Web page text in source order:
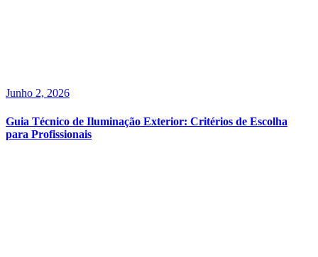
Junho 2, 2026
Guia Técnico de Iluminação Exterior: Critérios de Escolha
para Profissionais